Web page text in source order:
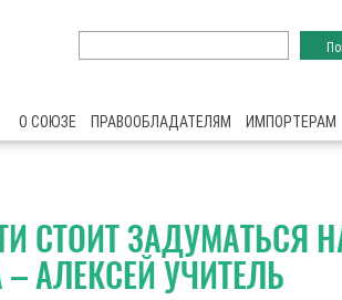
О СОЮЗЕ ПРАВООБЛАДАТЕЛЯМ ИМПОРТЕРАМ
СТОИТ ЗАДУМАТЬСЯ
АЛЕКСЕЙ УЧИТЕЛЬ